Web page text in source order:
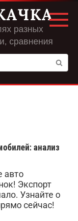
разных
сравнения
анализ
авто
Экспорт
Узнайте о
сейчас!